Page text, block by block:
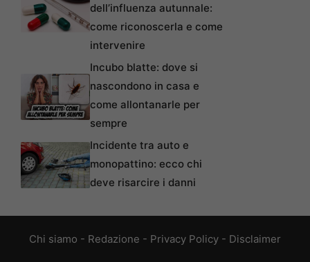
dell’influenza autunnale:
come riconoscerla e come
intervenire
Incubo blatte: dove si
nascondono in casa e
come allontanarle per
sempre
Incidente tra auto e
monopattino: ecco chi
deve risarcire i danni
Chi siamo - Redazione - Privacy Policy - Disclaimer